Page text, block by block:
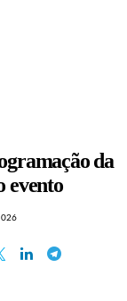
da
evento